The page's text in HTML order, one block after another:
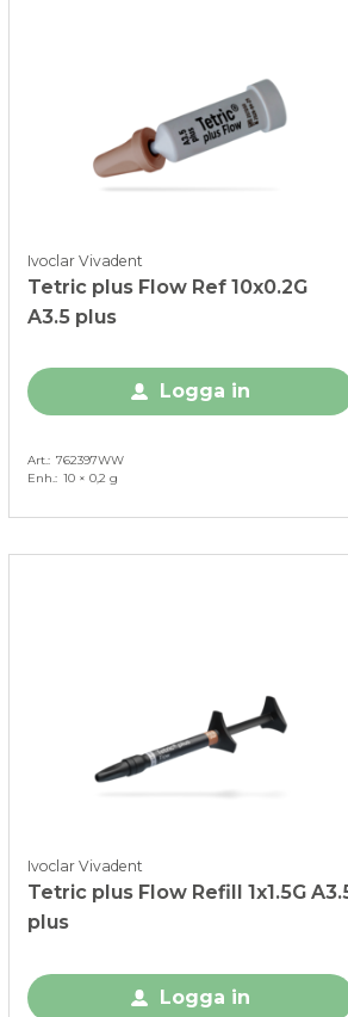
Ivoclar Vivadent
Tetric plus Flow Ref 10x0.2G
A3.5 plus
Logga in
Art. 762397WW
Enh. 10 × 0,2 g
Ivoclar Vivadent
Tetric plus Flow Refill 1x1.5G
plus
Logga in